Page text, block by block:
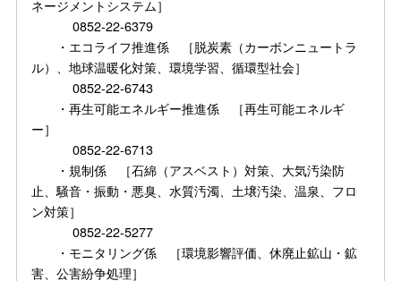
ネージメントシステム］
0852-22-6379
・エコライフ推進係 ［脱炭素（カーボンニュートラ
ル）、地球温暖化対策、環境学習、循環型社会］
0852-22-6743
・再生可能エネルギー推進係 ［再生可能エネルギ
ー］
0852-22-6713
・規制係 ［石綿（アスベスト）対策、大気汚染防
止、騒音・振動・悪臭、水質汚濁、土壌汚染、温泉、フロ
ン対策］
0852-22-5277
・モニタリング係 ［環境影響評価、休廃止鉱山・鉱
害、公害紛争処理］